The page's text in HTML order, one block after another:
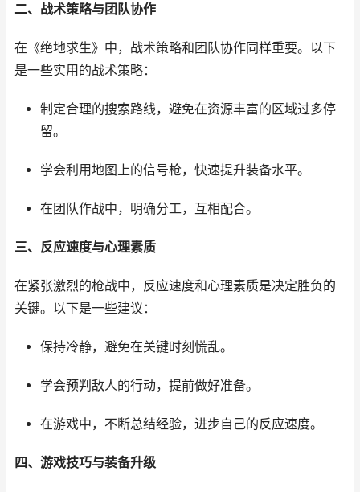
二、战术策略与团队协作
在《绝地求生》中，战术策略和团队协作同样重要。以下
是一些实用的战术策略：
制定合理的搜索路线，避免在资源丰富的区域过多停
留。
学会利用地图上的信号枪，快速提升装备水平。
在团队作战中，明确分工，互相配合。
三、反应速度与心理素质
在紧张激烈的枪战中，反应速度和心理素质是决定胜负的
关键。以下是一些建议：
保持冷静，避免在关键时刻慌乱。
学会预判敌人的行动，提前做好准备。
在游戏中，不断总结经验，进步自己的反应速度。
四、游戏技巧与装备升级